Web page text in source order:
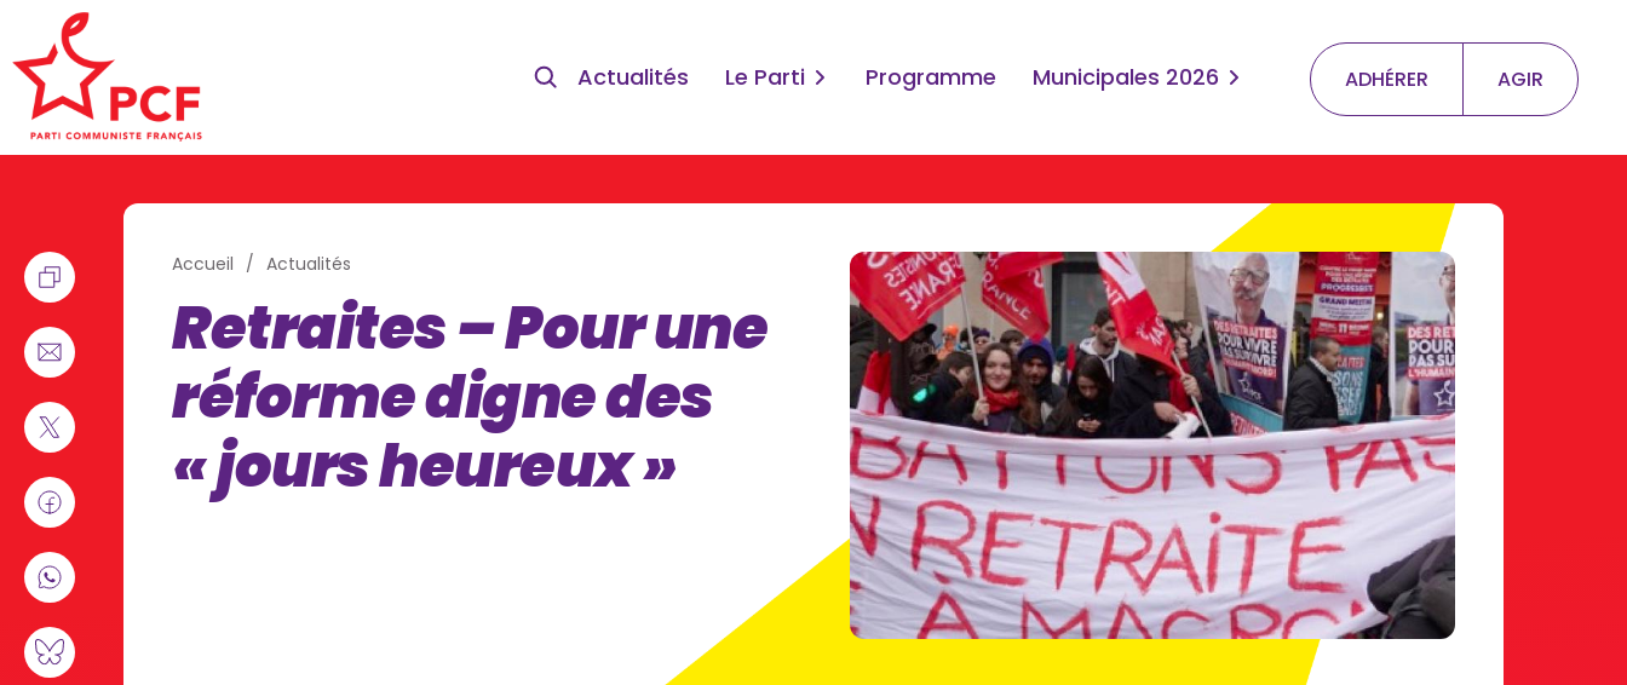
Actualités Le Parti Programme Municipales 2026 ADHÉRER AGIR
Accueil Actualités
Retraites – Pour une
réforme digne des
« jours heureux »